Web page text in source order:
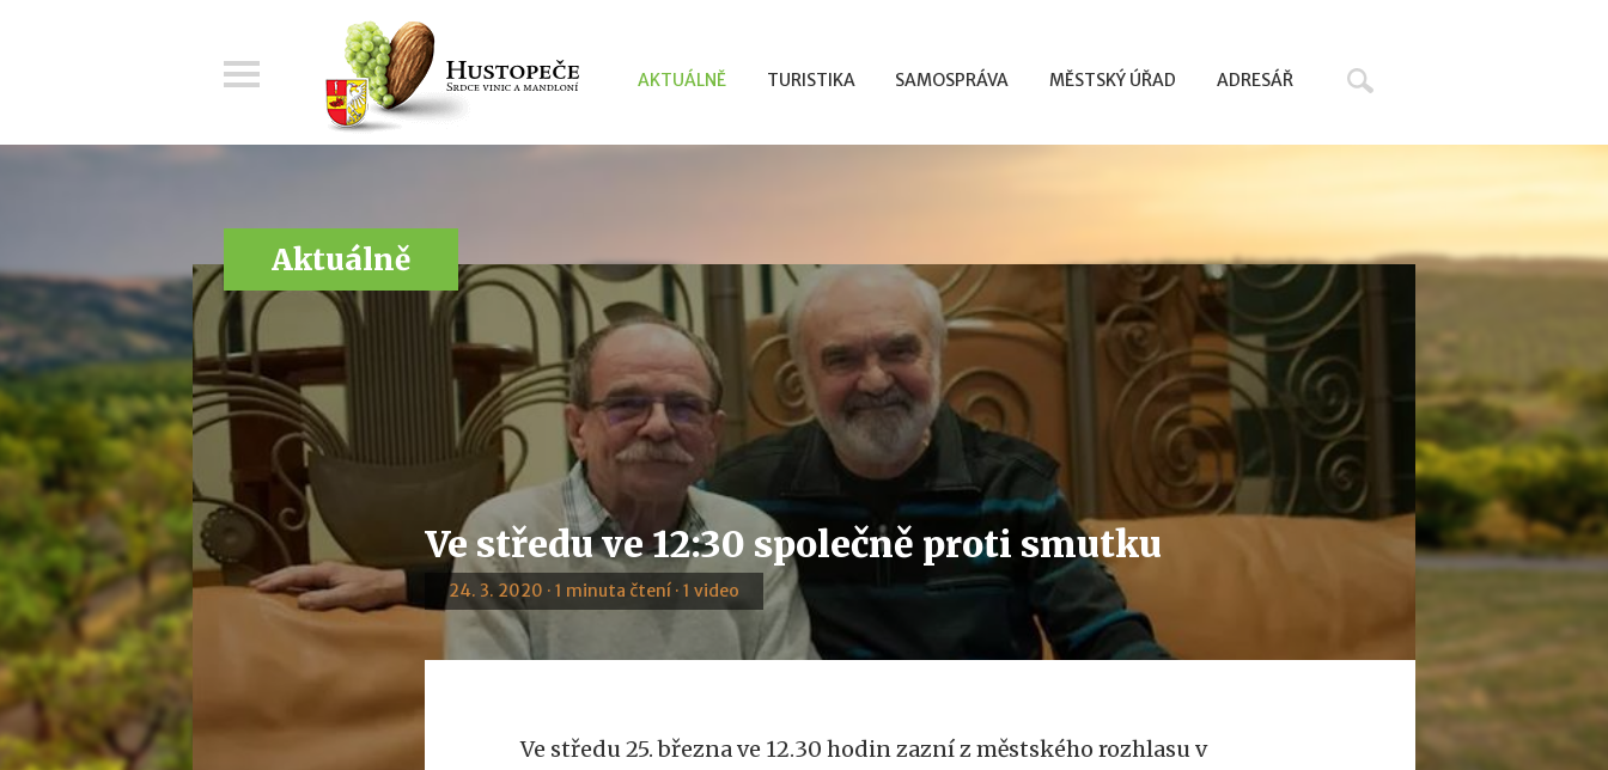
AKTUÁLNĚ TURISTIKA SAMOSPRÁVA MĚSTSKÝ ÚŘAD ADRESÁŘ
Aktuálně
Ve středu ve 12:30 společně proti smutku
24. 3. 2020 · 1 minuta čtení · 1 video
Ve středu 25. března ve 12.30 hodin zazní z městského rozhlasu v